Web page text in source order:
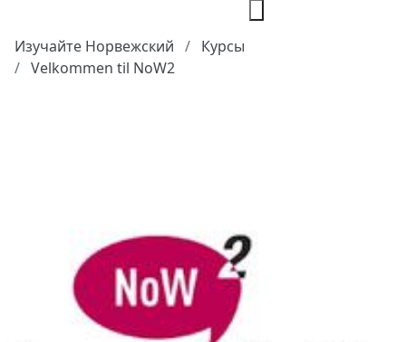
Изучайте Норвежский
Курсы
Velkommen til NoW2